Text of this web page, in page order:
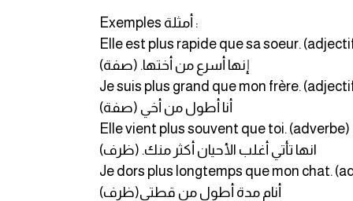
Exemples أمثلة :
Elle est plus rapide que sa soeur.
(إنها أسرع من أختها. (صفة
Je suis plus grand que mon frère.
أنا أطول من أخي (صفة)
Elle vient plus souvent que toi. (adverbe)
انها تأتي أغلب الأحيان أكثر منك. (ظرف)
Je dors plus longtemps que mon chat.
أنام مدة أطول من قطتي(ظرف)